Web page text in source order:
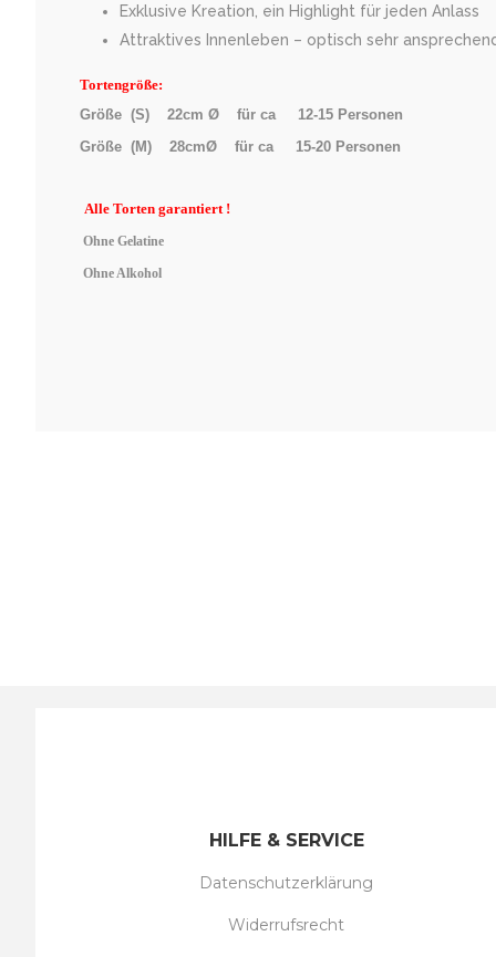
Exklusive Kreation, ein Highlight für jeden Anlass
Attraktives Innenleben – optisch sehr
Tortengröße:
Größe (S) 22cm Ø für ca 12-15 Personen
Größe (M) 28cmØ für ca 15-20 Personen
Alle Torten garantiert !
Ohne Gelatine
Ohne Alkohol
HILFE & SERVICE
Datenschutzerklärung
Widerrufsrecht